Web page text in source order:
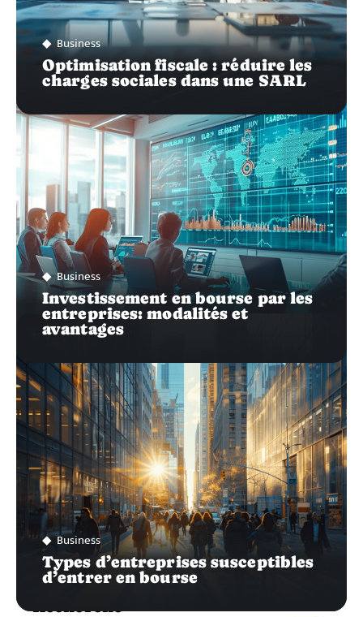
Business
Optimisation fiscale : réduire les
charges sociales dans une SARL
Business
Investissement en bourse par les
entreprises: modalités et
avantages
Business
Types d’entreprises susceptibles
d’entrer en bourse
Recherche